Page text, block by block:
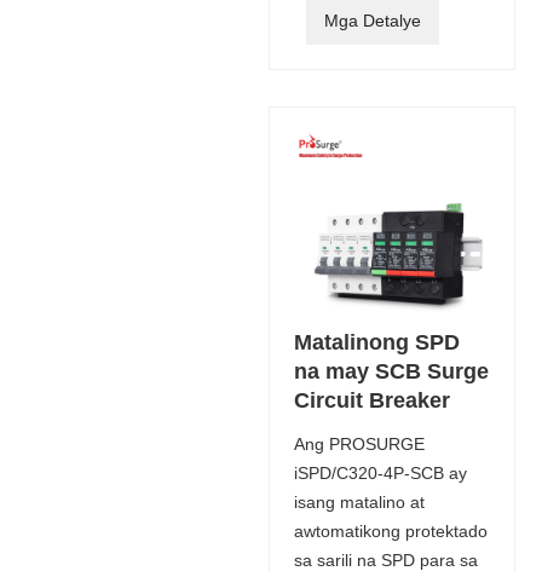
Mga Detalye
Matalinong SPD
na may SCB Surge
Circuit Breaker
Ang PROSURGE
iSPD/C320-4P-SCB ay
isang matalino at
awtomatikong protektado
sa sarili na SPD para sa